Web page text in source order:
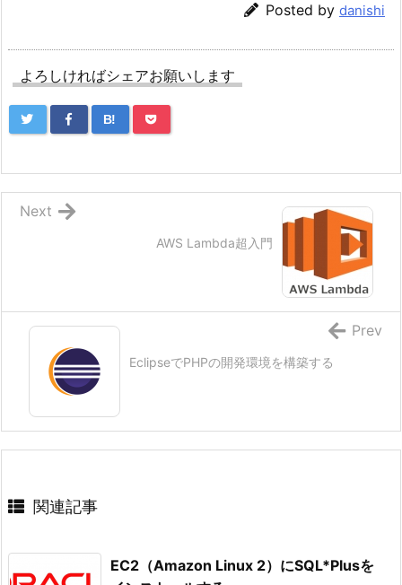
Posted by danishi
よろしければシェアお願いします
B!
AWS Lambda超入門
Next
EclipseでPHPの開発環境を構築する
Prev
関連記事
EC2（Amazon Linux 2）にSQL*Plusを